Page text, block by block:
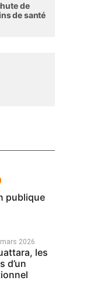
de
de santé
publique
2026
les
d’un